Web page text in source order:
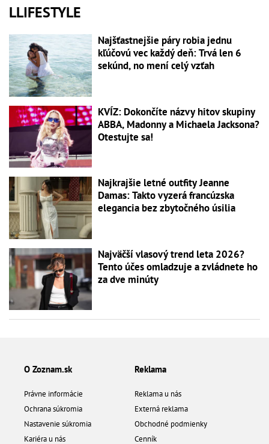
LLIFESTYLE
Najšťastnejšie páry robia jednu
kľúčovú vec každý deň: Trvá len 6
sekúnd, no mení celý vzťah
KVÍZ: Dokončíte názvy hitov skupiny
ABBA, Madonny a Michaela Jacksona?
Otestujte sa!
Najkrajšie letné outfity Jeanne
Damas: Takto vyzerá francúzska
elegancia bez zbytočného úsilia
Najväčší vlasový trend leta 2026?
Tento účes omladzuje a zvládnete ho
za dve minúty
O Zoznam.sk
Právne informácie
Ochrana súkromia
Nastavenie súkromia
Kariéra u nás
Reklama
Reklama u nás
Externá reklama
Obchodné podmienky
Cenník